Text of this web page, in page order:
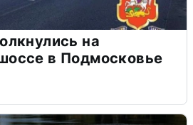
на
в Подмосковье